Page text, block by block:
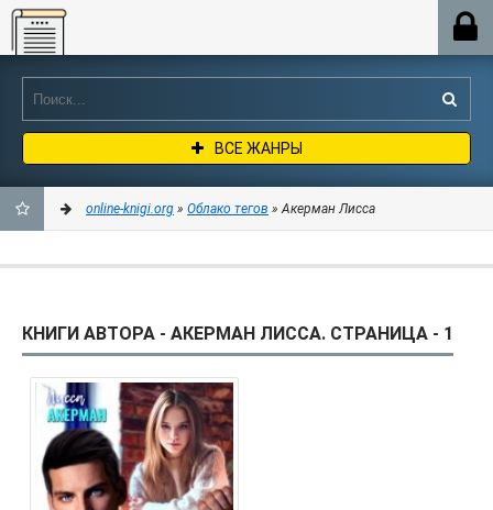
Online-knigi.org
ВСЕ ЖАНРЫ
ЗАКЛАДКИ
online-knigi.org » Облако тегов » Акерман Лисса
КНИГИ АВТОРА - АКЕРМАН ЛИССА. СТРАНИЦА - 1